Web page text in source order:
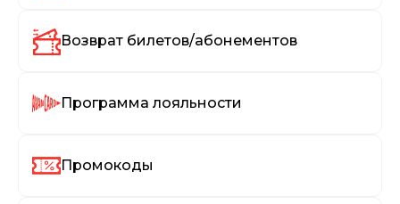
Возврат билетов/абонементов
Программа лояльности
Промокоды